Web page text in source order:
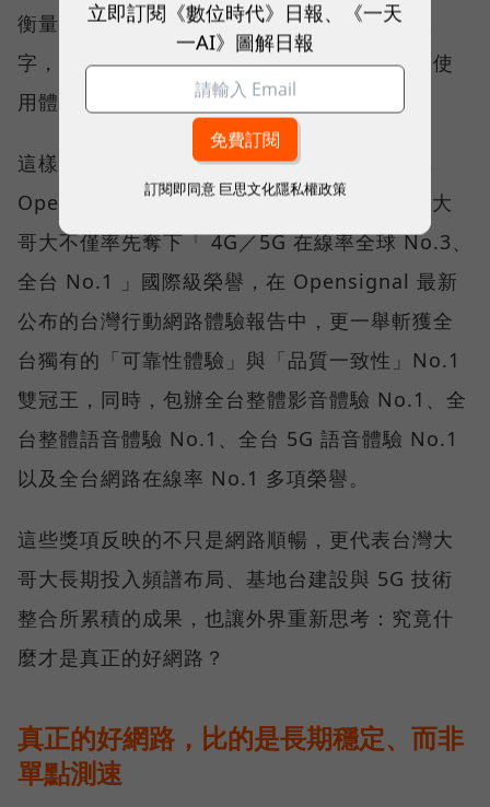
衡量「好網路」的標準，也逐漸從追求測速數
字，轉向任何時間、任何地點都能穩定連線的使
用體驗。
這樣的轉變，也反映在國際權威網路分析機構
Opensignal 公布的評比結果。今年初，台灣大
哥大不僅率先奪下「 4G／5G 在線率全球 No.3、
全台 No.1 」國際級榮譽，在 Opensignal 最新
公布的台灣行動網路體驗報告中，更一舉斬獲全
台獨有的「可靠性體驗」與「品質一致性」No.1
雙冠王，同時，包辦全台整體影音體驗 No.1、全
台整體語音體驗 No.1、全台 5G 語音體驗 No.1
以及全台網路在線率 No.1 多項榮譽。
這些獎項反映的不只是網路順暢，更代表台灣大
哥大長期投入頻譜布局、基地台建設與 5G 技術
整合所累積的成果，也讓外界重新思考：究竟什
麼才是真正的好網路？
真正的好網路，比的是長期穩定、而非
單點測速
立即訂閱《數位時代》日報、《一天
一AI》圖解日報
訂閱即同意 巨思文化隱私權政策